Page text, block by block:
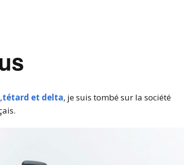
et delta, je suis tombé sur la société